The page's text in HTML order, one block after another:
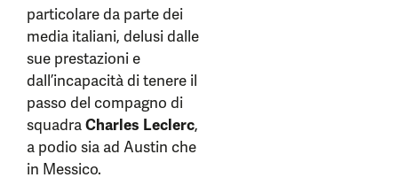
particolare da parte dei
media italiani, delusi dalle
sue prestazioni e
dall’incapacità di tenere il
passo del compagno di
squadraCharles Leclerc,
a podio sia ad Austin che
in Messico.